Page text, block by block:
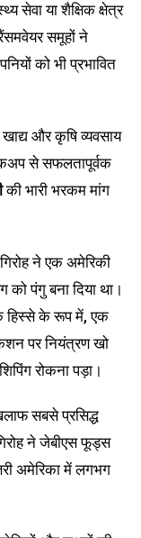
सेवा या शैक्षिक क्षेत्र
समूहों ने
को भी प्रभावित
और कृषि व्यवसाय
से सफलतापूर्वक
की भारी भरकम मांग
ने एक अमेरिकी
पंगु बना दिया था।
हिस्से के रूप में, एक
पर नियंत्रण खो
रोकना पड़ा।
सबसे प्रसिद्ध
ने जेबीएस फूड्स
अमेरिका में लगभग